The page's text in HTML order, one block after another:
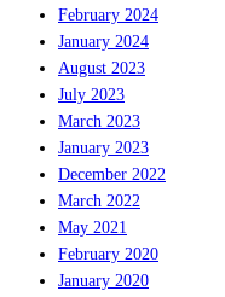
February 2024
January 2024
August 2023
July 2023
March 2023
January 2023
December 2022
March 2022
May 2021
February 2020
January 2020